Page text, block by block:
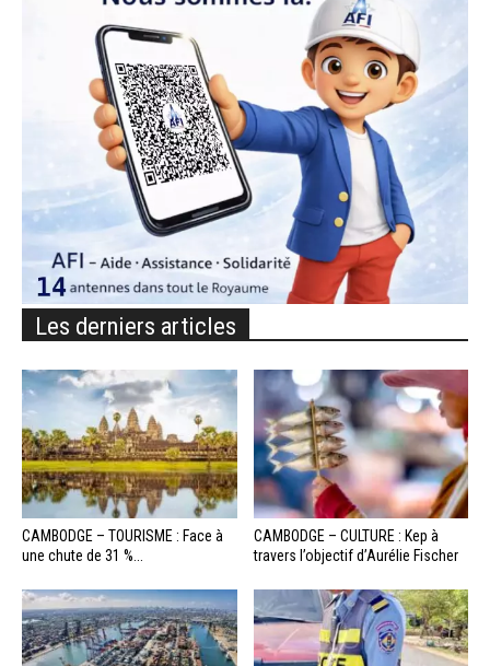
Les derniers articles
CAMBODGE – TOURISME : Face à
une chute de 31 %...
CAMBODGE – CULTURE : Kep à
travers l’objectif d’Aurélie Fischer